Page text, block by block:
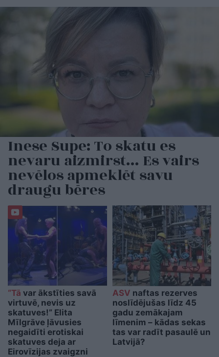
Inese Supe: To skatu es
nevaru aizmirst… Es vairs
nevēlos apmeklēt savu
draugu bēres
“Tā var ākstīties savā
virtuvē, nevis uz
skatuves!” Elita
Mīlgrāve ļāvusies
negaidīti erotiskai
skatuves deja ar
Eirovīzijas zvaigzni
ASV naftas rezerves
noslīdējušas līdz 45
gadu zemākajam
līmenim – kādas sekas
tas var radīt pasaulē un
Latvijā?